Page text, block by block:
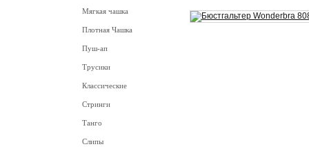
Мягкая чашка
Плотная Чашка
Пуш-ап
Трусики
Классические
Стринги
Танго
Слипы